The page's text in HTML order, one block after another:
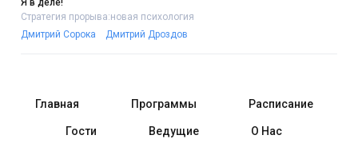
Стратегия прорыва:новая психология
Дмитрий Сорока
Дмитрий Дроздов
Главная Программы Расписание
Гости Ведущие О Нас